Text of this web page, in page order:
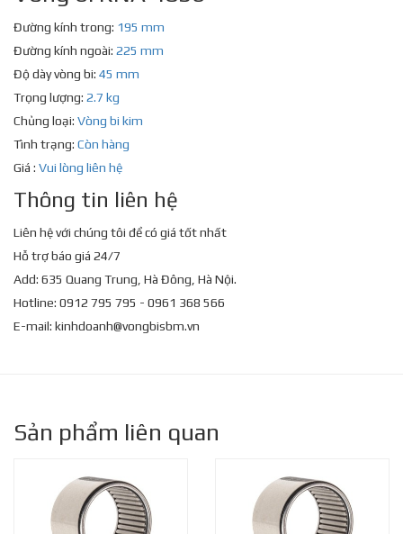
Đường kính trong: 195 mm
Đường kính ngoài: 225 mm
Độ dày vòng bi: 45 mm
Trọng lượng: 2.7 kg
Chủng loại: Vòng bi kim
Tình trạng: Còn hàng
Giá : Vui lòng liên hệ
Thông tin liên hệ
Liên hệ với chúng tôi để có giá tốt nhất
Hỗ trợ báo giá 24/7
Add: 635 Quang Trung, Hà Đông, Hà Nội.
Hotline: 0912 795 795 - 0961 368 566
E-mail: kinhdoanh@vongbisbm.vn
Sản phẩm liên quan